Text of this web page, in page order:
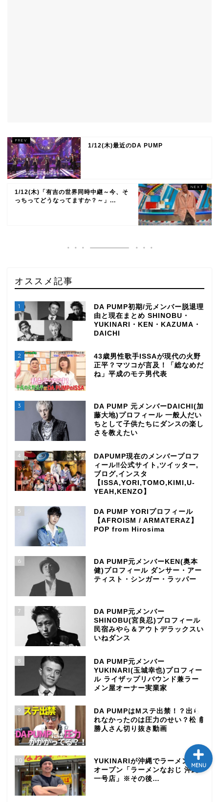
1/12(木)最近のDA PUMP
1/12(木)「有吉の世界同時中継～今、そ
っちってどうなってますか？～」...
オススメ記事
1
DA PUMP初期/元メンバー脱退理
由と現在まとめ SHINOBU・
YUKINARI・KEN・KAZUMA・
DAICHI
2
43歳男性歌手ISSAが現代の火野
正平？マツコが言及！「総なめだ
ね」平成のモテ男代表
3
DA PUMP 元メンバーDAICHI(加
藤大地)プロフィール 一般人だい
ちとして子供たちにダンスの楽し
さを教えたい
4
DAPUMP現在のメンバープロフ
ィール‼公式サイト,ツイッター,
ブログ,インスタ
【ISSA,YORI,TOMO,KIMI,U-
YEAH,KENZO】
5
DA PUMP YORIプロフィール
【AFROISM / ARMATERAZ】
POP from Hirosima
6
DA PUMP元メンバーKEN(奥本
健)プロフィール ダンサー・アー
ティスト・シンガー・ラッパー
7
DA PUMP元メンバー
SHINOBU(宮良忍)プロフィール
民宿みやら＆アウトデラックスい
いねダンス
8
DA PUMP元メンバー
YUKINARI(玉城幸也)プロフィー
ル ライザップリバウンド兼ラー
メン屋オーナー実業家
9
DA PUMPはMステ出禁！？出ら
れなかったのは圧力のせい？松浦
勝人さん切り抜き動画
10
YUKINARIが沖縄でラーメン屋を
オープン「ラーメンなおじ 沖縄
一号店」※その後…
MENU
TOP
ラジオ
～DA PUMP YORIの晴れ
ばれラジオ～